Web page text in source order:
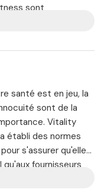
sont
qu'il vous faut.
santé est en jeu, la
sont de la
Vitality
établi des normes
s'assurer qu'elle
fournisseurs